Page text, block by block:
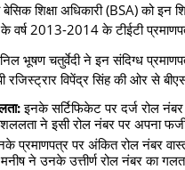
शिक्षा अधिकारी (BSA) को
वर्ष 2013-2014 के टीईटी
भूषण चतुर्वेदी ने इन संदिग्ध
रजिस्ट्रार विपेंद्र सिंह की ओर से
इनके सर्टिफिकेट पर दर्ज रोल नंबर
ने इसी रोल नंबर पर अपना फर्जी
प्रमाणपत्र पर अंकित रोल नंबर
ने उनके उत्तीर्ण रोल नंबर का